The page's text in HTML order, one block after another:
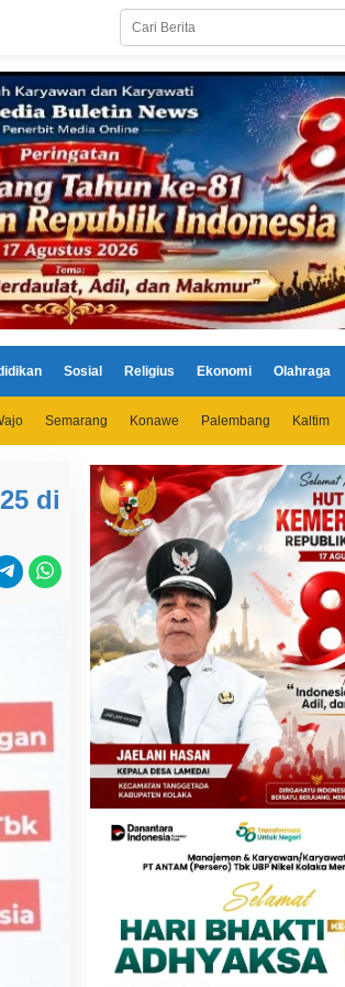
Sosial Religius Ekonomi Olahraga
Semarang Konawe Palembang Kaltim
di